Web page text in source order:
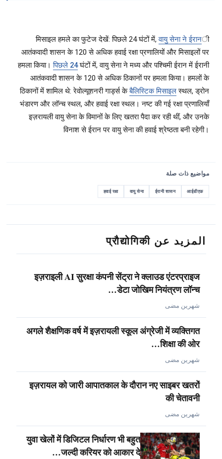
मिसाइल हमले का फुटेज देखें: पिछले 24 घंटों में,वायु सेना ने ईरानी
आतंकवादी शासन के 120 से अधिक हवाई रक्षा प्रणालियों और मिसाइलों पर
हमला किया।पिछले 24घंटों में, वायु सेना ने मध्य और पश्चिमी ईरान में ईरानी
आतंकवादी शासन के 120 से अधिक ठिकानों पर हमला किया। हमलों के
ठिकानों में शामिल थे: रेवोल्यूशनरी गार्ड्स केबैलिस्टिक मिसाइलस्थल, ड्रोन
भंडारण और लॉन्च स्थल, और हवाई रक्षा स्थल। नष्ट की गई रक्षा प्रणालियाँ
इज़रायली वायु सेना के विमानों के लिए खतरा पैदा कर रही थीं, और उनके
विनाश से ईरान पर वायु सेना की हवाई श्रेष्ठता बनी रहेगी।
مواضيع ذات صلة
आईडीएफ़
ईरानी शासन
वायु सेना
हवाई रक्षा
المزيد عن प्रौद्योगिकी
इज़राइली AI सुरक्षा कंपनी सेंट्रा ने क्लाउड एंटरप्राइज
डेटा जोखिम नियंत्रण लॉन्च…
شهرين مضى
अगले शैक्षणिक वर्ष में इज़रायली स्कूल अंग्रेजी में व्यक्तिगत
शिक्षा की ओर…
شهرين مضى
इज़रायल को जारी आपातकाल के दौरान नए साइबर खतरों
की चेतावनी
شهرين مضى
युवा खेलों में डिजिटल निर्धारण भी बहुत
जल्दी करियर को आकार दे…